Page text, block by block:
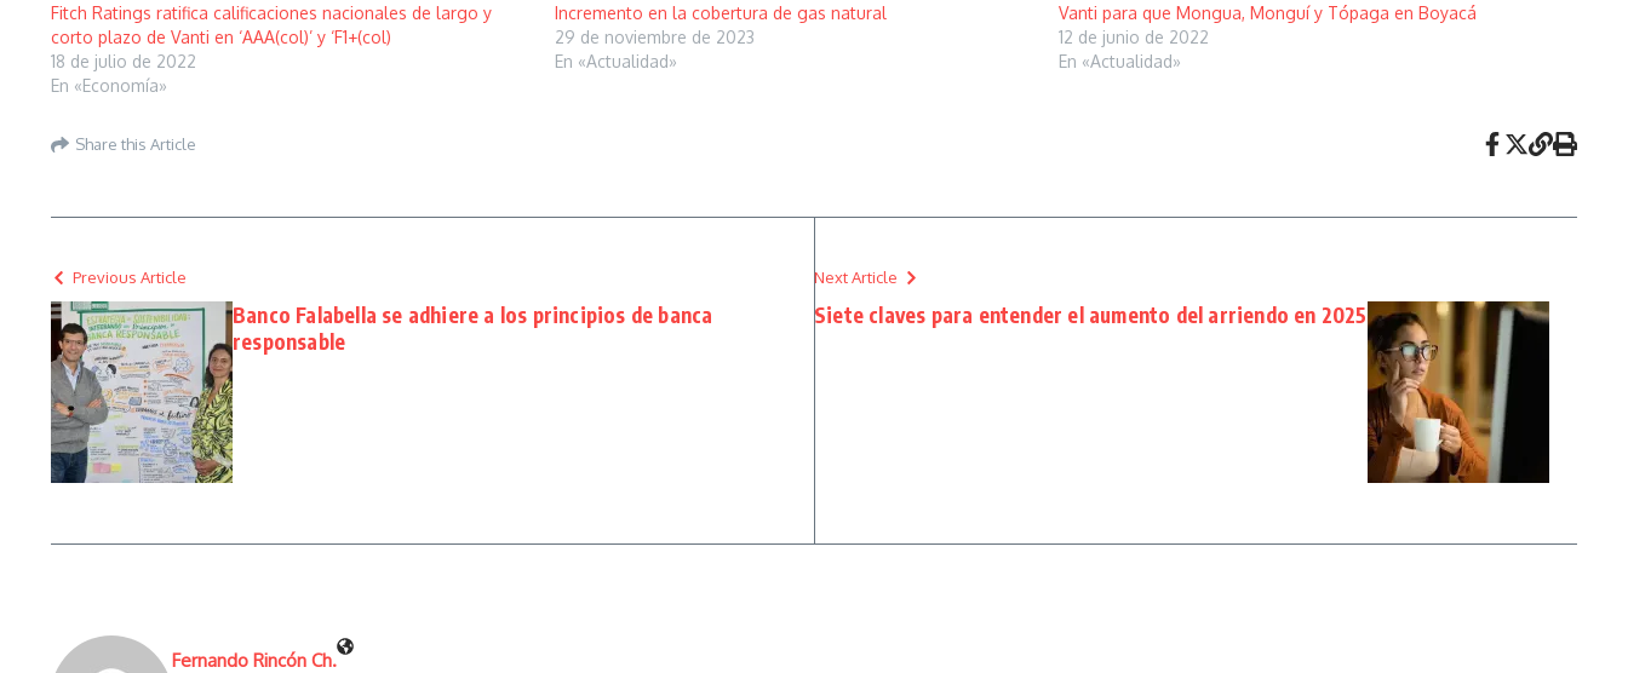
Fitch Ratings ratifica calificaciones nacionales de largo y
corto plazo de Vanti en ‘AAA(col)’ y ‘F1+(col)
18 de julio de 2022
En «Economía»
Incremento en la cobertura de gas natural
29 de noviembre de 2023
En «Actualidad»
Vanti para que Mongua, Monguí y Tópaga en Boyacá
12 de junio de 2022
En «Actualidad»
Share this Article
Previous Article
Banco Falabella se adhiere a los principios de banca
responsable
Next Article
Siete claves para entender el aumento del arriendo en 2025
Fernando Rincón Ch.